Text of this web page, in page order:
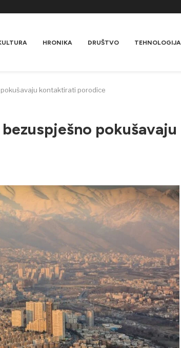
HRONIKA DRUŠTVO TEHNOLOGIJA
kontaktirati porodice
pokušavaju